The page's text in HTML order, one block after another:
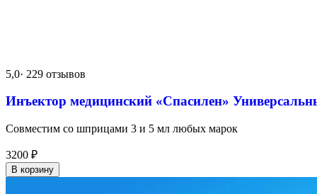
5,0· 229 отзывов
Инъектор медицинский «Спасилен»
Совместим со шприцами 3 и 5 мл любых марок
3200 ₽
В корзину